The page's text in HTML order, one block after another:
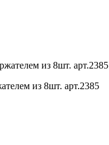
из 8шт. арт.2385
из 8шт. арт.2385